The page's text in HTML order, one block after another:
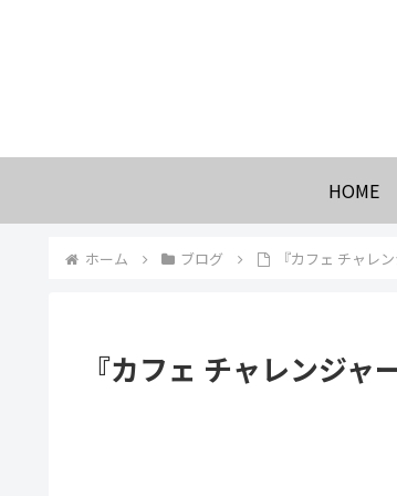
HOME
ホーム ブログ 『カフェ チャレ
『カフェ チャレンジャ